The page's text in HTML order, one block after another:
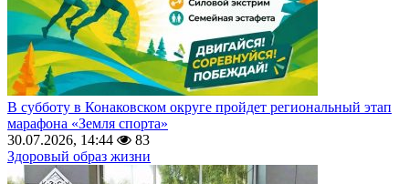
В субботу в Конаковском округе пройдет региональный этап
марафона «Земля спорта»
30.07.2026, 14:44
83
Здоровый образ жизни